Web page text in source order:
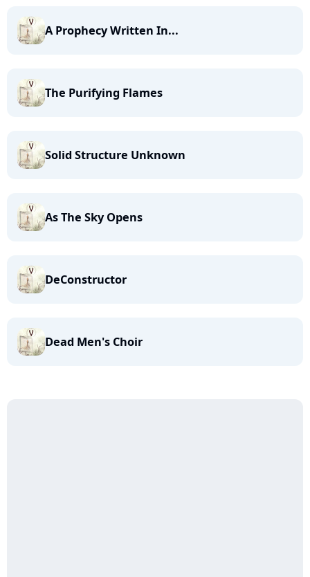
A Prophecy Written In...
The Purifying Flames
Solid Structure Unknown
As The Sky Opens
DeConstructor
Dead Men's Choir